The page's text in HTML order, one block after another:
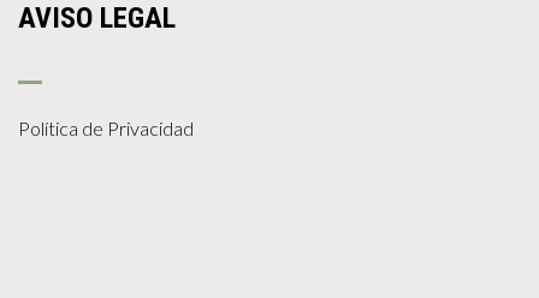
AVISO LEGAL
Política de Privacidad